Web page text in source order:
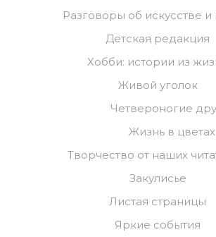
Разговоры об искусстве и
Детская редакция
Хобби: истории из
Живой уголок
Четвероногие
Жизнь в цветах
Творчество от наших
Закулисье
Листая страницы
Яркие события